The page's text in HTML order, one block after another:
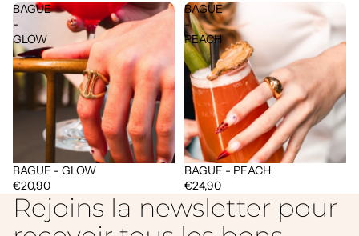
BAGUE
-
GLOW
BAGUE - GLOW
€20,90
BAGUE
-
PEACH
BAGUE - PEACH
€24,90
Rejoins la newsletter pour